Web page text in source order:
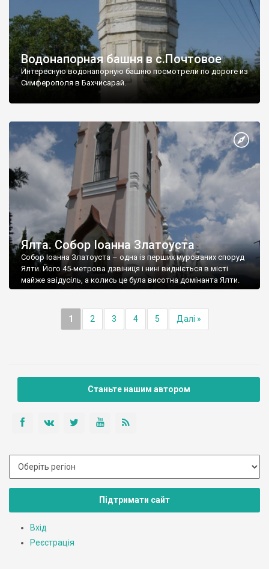
Водонапорная башня в с.Почтовое
Интересную водонапорную башню посмотрели по дороге из
Симферополя в Бахчисарай.
Ялта. Собор Іоанна Златоуста
Собор Іоанна Златоуста – одна із перших мурованих споруд
Ялти. Його 45-метрова дзвіниця і нині видніється в місті
майже звідусіль, а колись це була висотна домінанта Ялти.
1 2 3 4 5 Далі »
Станьте нашим автором
Підтримати сайт
Вхід
Реєстрація